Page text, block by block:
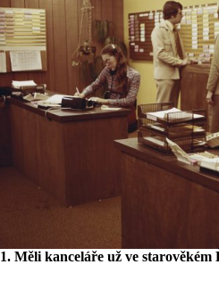
1. Měli kanceláře už ve starověkém